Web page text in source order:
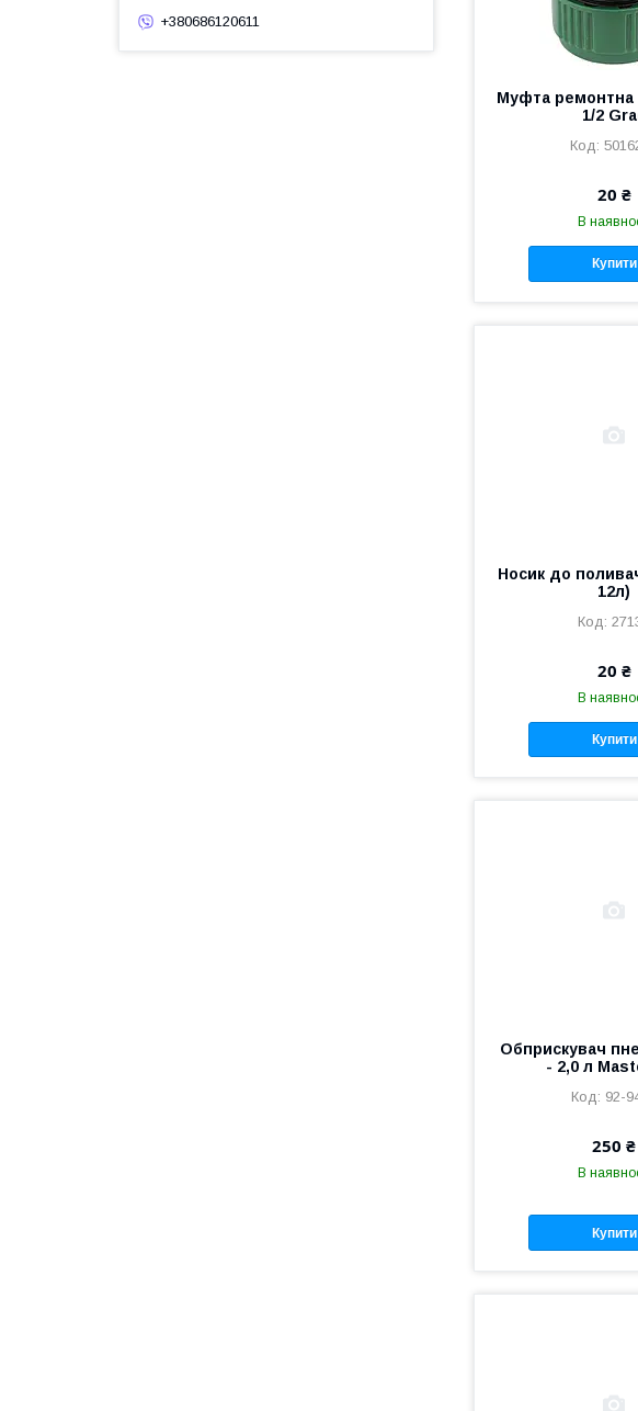
Муфта ремонтна
1/2
20 ₴
В
Купити
Носик до
12л)
20 ₴
В
Купити
Обприскувач
- 2,0 л
92-
250 ₴
В
Купити
+380686120611